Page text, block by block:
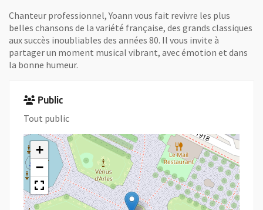
Chanteur professionnel, Yoann vous fait revivre les plus
belles chansons de la variété française, des grands classiques
aux succès inoubliables des années 80. Il vous invite à
partager un moment musical vibrant, avec émotion et dans
la bonne humeur.
Public
Tout public
+
−